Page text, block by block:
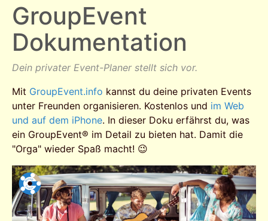
GroupEvent
Dokumentation
Dein privater Event-Planer stellt sich vor.
Mit GroupEvent.info kannst du deine privaten Events
unter Freunden organisieren. Kostenlos und im Web
und auf dem iPhone. In dieser Doku erfährst du, was
ein GroupEvent® im Detail zu bieten hat. Damit die
"Orga" wieder Spaß macht! 😉